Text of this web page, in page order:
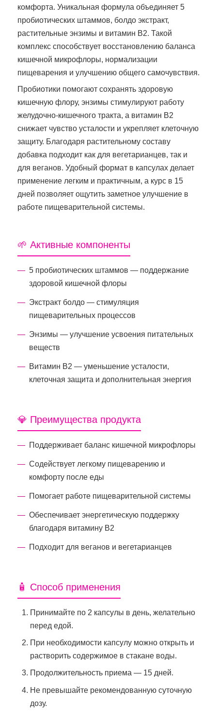
комфорта. Уникальная формула объединяет 5
пробиотических штаммов, болдо экстракт,
растительные энзимы и витамин В2. Такой
комплекс способствует восстановлению баланса
кишечной микрофлоры, нормализации
пищеварения и улучшению общего самочувствия.
Пробиотики помогают сохранять здоровую
кишечную флору, энзимы стимулируют работу
желудочно-кишечного тракта, а витамин В2
снижает чувство усталости и укрепляет клеточную
защиту. Благодаря растительному составу
добавка подходит как для вегетарианцев, так и
для веганов. Удобный формат в капсулах делает
применение легким и практичным, а курс в 15
дней позволяет ощутить заметное улучшение в
работе пищеварительной системы.
🌱 Активные компоненты
5 пробиотических штаммов — поддержание
здоровой кишечной флоры
Экстракт болдо — стимуляция
пищеварительных процессов
Энзимы — улучшение усвоения питательных
веществ
Витамин В2 — уменьшение усталости,
клеточная защита и дополнительная энергия
💎 Преимущества продукта
Поддерживает баланс кишечной микрофлоры
Содействует легкому пищеварению и
комфорту после еды
Помогает работе пищеварительной системы
Обеспечивает энергетическую поддержку
благодаря витамину В2
Подходит для веганов и вегетарианцев
🧴 Способ применения
Принимайте по 2 капсулы в день, желательно
перед едой.
При необходимости капсулу можно открыть и
растворить содержимое в стакане воды.
Продолжительность приема — 15 дней.
Не превышайте рекомендованную суточную
дозу.